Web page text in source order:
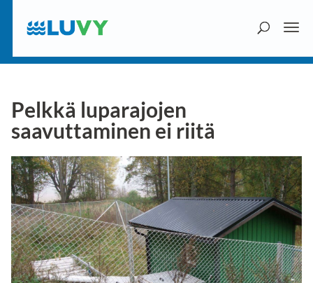
Pelkkä luparajojen
saavuttaminen ei riitä